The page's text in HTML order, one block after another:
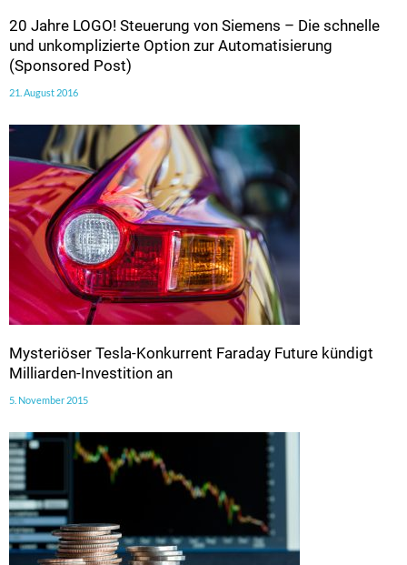
20 Jahre LOGO! Steuerung von Siemens – Die schnelle
und unkomplizierte Option zur Automatisierung
(Sponsored Post)
21. August 2016
Mysteriöser Tesla-Konkurrent Faraday Future kündigt
Milliarden-Investition an
5. November 2015